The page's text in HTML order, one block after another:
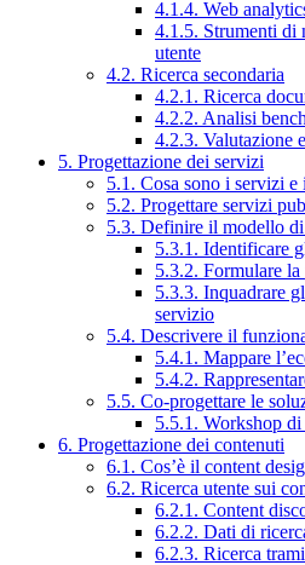
4.1.4. Web
4.1.5. Strumenti di
utente
4.2. Ricerca secondaria
4.2.1. Ricerca
4.2.2. Analisi
4.2.3. Valutazione
5. Progettazione dei servizi
5.1. Cosa sono i servizi e
5.2. Progettare servizi
5.3. Definire il modello
5.3.1. Identificare
5.3.2. Formulare
5.3.3. Inquadrare
servizio
5.4. Descrivere il
5.4.1. Mappare
5.4.2.
5.5. Co-progettare le
5.5.1. Workshop
6. Progettazione dei contenuti
6.1. Cos’è il content
6.2. Ricerca utente sui
6.2.1. Content
6.2.2. Dati di
6.2.3. Ricerca